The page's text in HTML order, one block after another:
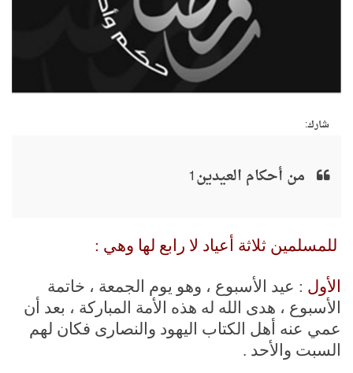
شارك:
من أحكام العيدين1
للمسلمين ثلاثة أعياد لا رابع لها وهي :
الأول : عيد الأسبوع ، وهو يوم الجمعة ، خاتمة
الأسبوع ، هدى الله له هذه الأمة المباركة ، بعد أن
عمي عنه أهل الكتاب اليهود والنصارى فكان لهم
السبت والأحد .